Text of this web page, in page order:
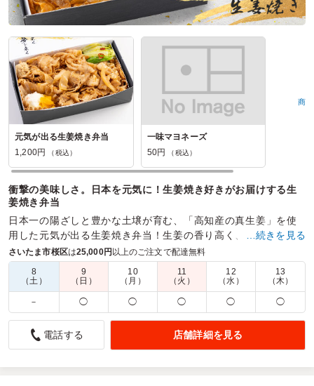
元気が出る生姜焼き弁当
1,200円
（税込）
一味マヨネーズ
50円
（税込）
商
衝撃の美味しさ。日本を元気に！生姜焼き好きがお届けする生
姜焼き弁当
日本一の陽ざしと豊かな土壌が育む、「高知産の真生姜」を使
用した元気が出る生姜焼き弁当！生姜の香り高く、力強い辛み
と爽やかな風味がより食欲を増進させます！
商品数： 締切日時： 2日前17:00 価格帯：
50円～1,200円
配達時間：
10:30～17:00
豚肉ぎっしり、ご飯ぎっしりな男前弁当です
4.0
…続きを見る
さいたま市桜区は25,000円以上のご注文で配達無料
8
（土）
9
（日）
10
（月）
11
（火）
12
（水）
13
（木）
－ ◯ ◯ ◯ ◯ ◯
電話する 店舗詳細を見る